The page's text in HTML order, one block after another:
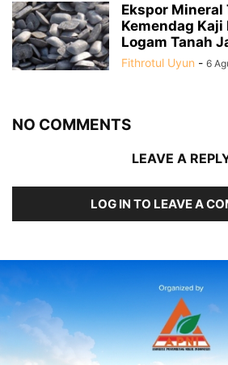
Ekspor Mineral
Kemendag Kaji
Logam Tanah
Fithrotul Uyun - 6
NO COMMENTS
LEAVE A
LOG IN TO LEAVE A